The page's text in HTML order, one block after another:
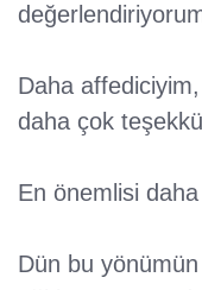
Daha
daha çok
En önemlisi
Dün bu yönümün